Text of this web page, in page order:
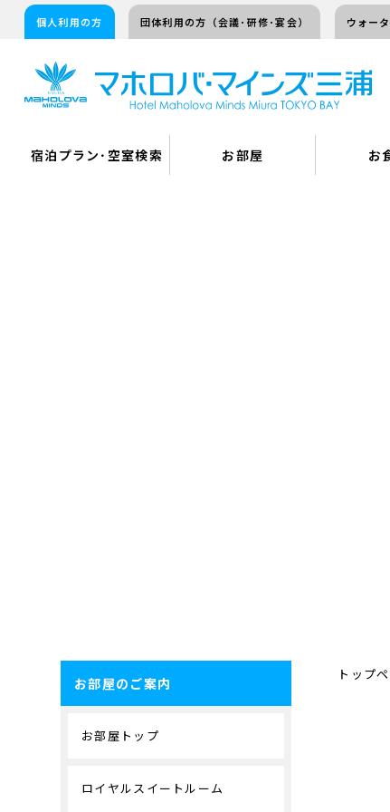
個人利用の方 団体利用の方（会議･研修･宴会） ウォー
宿泊プラン･空室検索 お部屋 お
トップ
お部屋のご案内
お部屋トップ
ロイヤルスイートルーム